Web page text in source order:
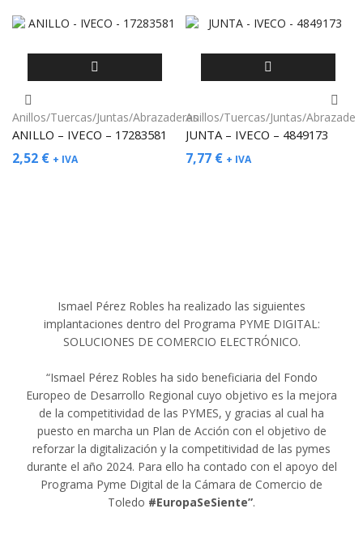
Anillos/Tuercas/Juntas/Abrazaderas
ANILLO – IVECO – 17283581
2,52 € + IVA
Anillos/Tuercas/Juntas/
JUNTA – IVECO – 4849173
7,77 € + IVA
Ismael Pérez Robles ha realizado las siguientes
implantaciones dentro del Programa PYME DIGITAL:
SOLUCIONES DE COMERCIO ELECTRÓNICO.
“Ismael Pérez Robles ha sido beneficiaria del Fondo
Europeo de Desarrollo Regional cuyo objetivo es la mejora
de la competitividad de las PYMES, y gracias al cual ha
puesto en marcha un Plan de Acción con el objetivo de
reforzar la digitalización y la competitividad de las pymes
durante el año 2024. Para ello ha contado con el apoyo del
Programa Pyme Digital de la Cámara de Comercio de
Toledo #EuropaSeSiente”.